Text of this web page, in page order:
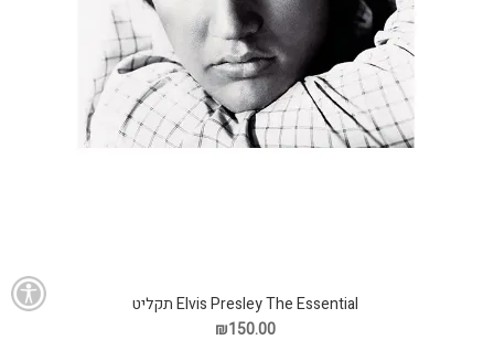
Elvis Presley The Essential תקליט
₪150.00